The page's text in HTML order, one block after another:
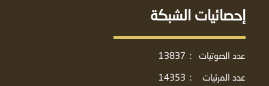
إحصائيات الشبكة
عدد الصوتيات :
13837
عدد المرئيات
:
14353